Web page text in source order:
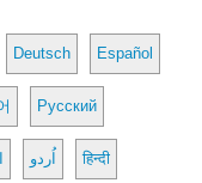
Deutsch Español
Русский
اُردو हिन्दी